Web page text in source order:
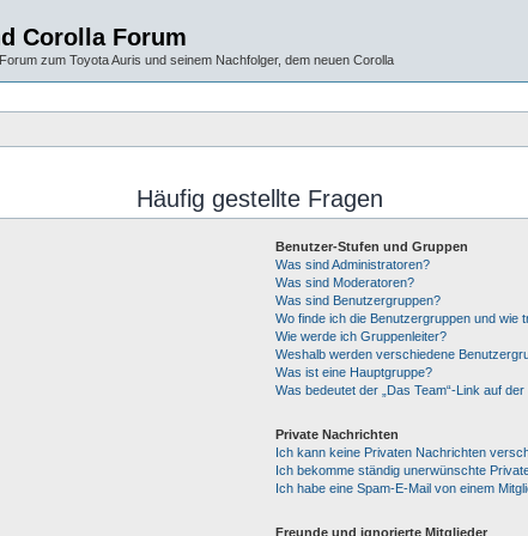
Corolla Forum
zum Toyota Auris und seinem Nachfolger, dem neuen Corolla
Häufig gestellte Fragen
Benutzer-Stufen und Gruppen
Was sind Administratoren?
Was sind Moderatoren?
Was sind Benutzergruppen?
Wo finde ich die Benutzergruppen und wie
Wie werde ich Gruppenleiter?
Weshalb werden verschiedene
Was ist eine Hauptgruppe?
Was bedeutet der „Das Team“-Link auf
Private Nachrichten
Ich kann keine Privaten Nachrichten
Ich bekomme ständig unerwünschte
Ich habe eine Spam-E-Mail von einem
Freunde und ignorierte Mitglieder